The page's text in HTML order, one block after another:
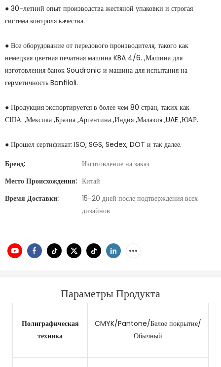
● 30-летний опыт производства жестяной упаковки и строгая
система контроля качества.
● Все оборудование от передового производителя, такого как
немецкая цветная печатная машина KBA 4/6. ,Машина для
изготовления банок Soudronic и машина для испытания на
герметичность Bonfiloli.
● Продукция экспортируется в более чем 80 стран, таких как
США. ,Мексика ,Бразиа ,Аргентина ,Индия ,Малазия ,UAE ,ЮАР.
● Прошел сертификат: ISO, SGS, Sedex, DOT и так далее.
Бренд:
Изготовление на заказ
Место Происхождения: Китай
Время Доставки:
15-20 дней после подтверждения всех
дизайнов
Параметры Продукта
Полиграфическая
техника
CMYK/Pantone/Белое покрытие/
Обычный